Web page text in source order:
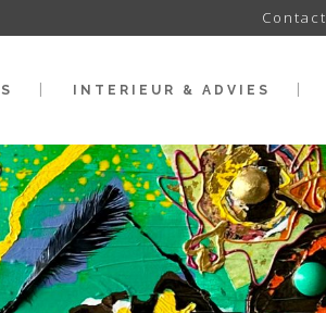
Contact
INTERIEUR & ADVIES